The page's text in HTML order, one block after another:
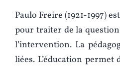
Paulo Freire (1921-1997)
pour traiter de la question
l’intervention. La
liées. L’éducation